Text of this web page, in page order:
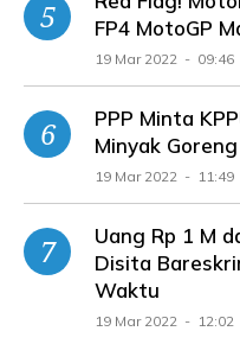
FP4 MotoGP
19 Mar 2022 - 09:46
PPP Minta
Minyak
19 Mar 2022 - 11:49
Uang Rp 1 M
Disita
Waktu
19 Mar 2022 - 12:02